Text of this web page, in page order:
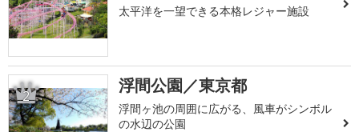
太平洋を一望できる本格レジャー施設
2 浮間公園／東京都
浮間ヶ池の周囲に広がる、風車がシンボル
の水辺の公園